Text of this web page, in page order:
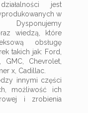
jest
w
wiedzą, które
obsługę
takich jak: Ford,
GMC, Chevrolet,
x, Cadillac.
innymi części
możliwość ich
i zrobienia